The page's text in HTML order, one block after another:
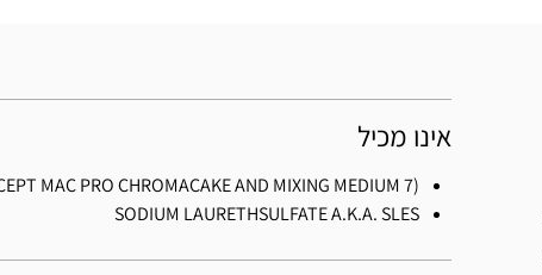
אינו מכיל
MAC PRO CHROMACAKE AND MIXING MEDIUM 7)
SODIUM LAURETHSULFATE A.K.A. SLES